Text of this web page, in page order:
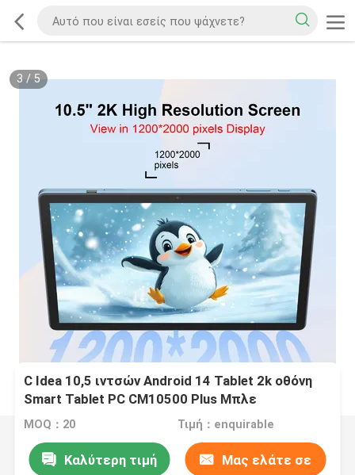
3 / 5
C Idea 10,5 ιντσών Android 14 Tablet 2k οθόνη
Smart Tablet PC CM10500 Plus Μπλε
MOQ：20 Τιμή：enquirable
Καλύτερη τιμή Μας ελάτε σε